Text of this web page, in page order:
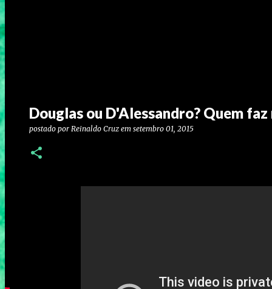
Douglas ou D'Alessandro? Quem
postado por Reinaldo Cruz em setembro 01, 2015